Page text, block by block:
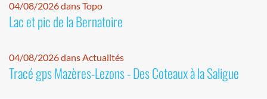
04/08/2026 dans Topo
Lac et pic de la Bernatoire
04/08/2026 dans Actualités
Tracé gps Mazères-Lezons - Des Coteaux à la Saligue